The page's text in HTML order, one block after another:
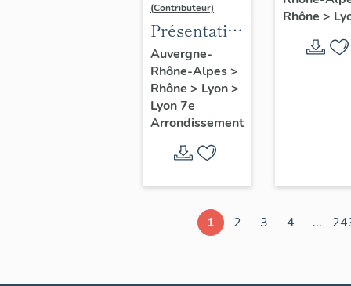
(Contributeur)
Présentation
du secteur
d'étude
Lyon
Guillotière
Auvergne-
Rhône-Alpes>
Rhône > Lyon>
Lyon 7e
Arrondissement
Lyon
Rhône >
1 2 3 4 ...